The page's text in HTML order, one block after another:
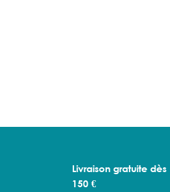
Livraison gratuite dès
150 €